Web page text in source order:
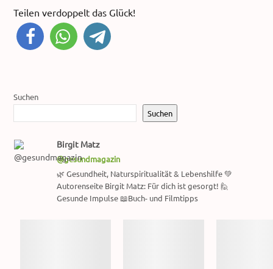
Teilen verdoppelt das Glück!
Suchen
Suchen
Birgit Matz
@gesundmagazin
🌿 Gesundheit, Naturspiritualität & Lebenshilfe 💚
Autorenseite Birgit Matz: Für dich ist gesorgt! 🙋
Gesunde Impulse 📖Buch- und Filmtipps